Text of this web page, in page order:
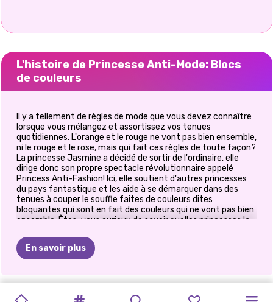
L'histoire de Princesse Anti-Mode: Blocs
de couleurs
Il y a tellement de règles de mode que vous devez connaître
lorsque vous mélangez et assortissez vos tenues
quotidiennes. L'orange et le rouge ne vont pas bien ensemble,
ni le rouge et le rose, mais qui fait ces règles de toute façon?
La princesse Jasmine a décidé de sortir de l'ordinaire, elle
dirige donc son propre spectacle révolutionnaire appelé
Princess Anti-Fashion! Ici, elle soutient d'autres princesses
du pays fantastique et les aide à se démarquer dans des
tenues à couper le souffle faites de couleurs dites
bloquantes qui sont en fait des couleurs qui ne vont pas bien
ensemble. Êtes-vous curieux de savoir quelles princesses la
Jouez au
d'habillage Princess Anti-Fashion: Color
Blockssur Prinxy.app pour le découvrir!
princesse Cendrillon est là pour expliquer ce que sont les
En savoir plus
ESTHÉTIQUE
PRINCESSE BÉGUIN
PRINCESSES PRINCESSE MON